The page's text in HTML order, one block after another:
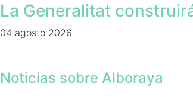
La Generalitat
04 agosto 2026
Noticias sobre Alboraya